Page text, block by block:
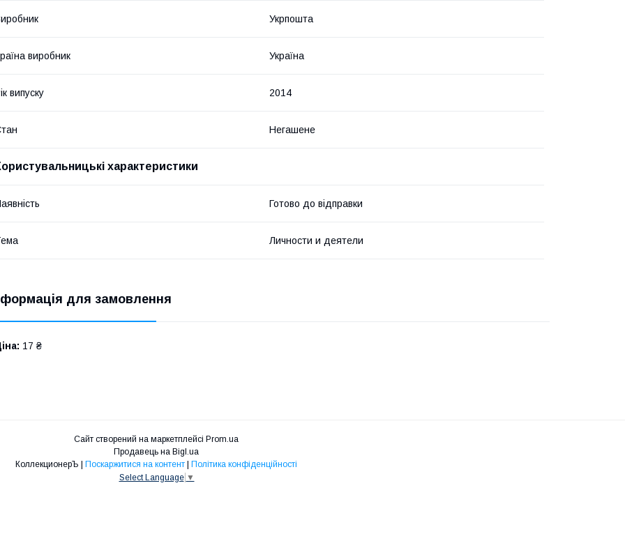
Укрпошта
виробник Україна
випуску 2014
Негашене
характеристики
Готово до відправки
Личности и деятели
для замовлення
17 ₴
Сайт створений на маркетплейсі Prom.ua
Продавець на Bigl.ua
Поскаржитися на контент
Політика конфіденційності
Select Language ▼